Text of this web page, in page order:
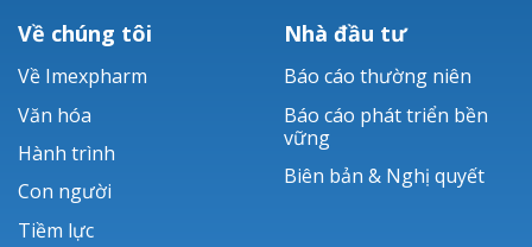
Về chúng tôi
Về Imexpharm
Văn hóa
Hành trình
Con người
Tiềm lực
Nhà đầu tư
Báo cáo thường niên
Báo cáo phát triển bền
vững
Biên bản & Nghị quyết